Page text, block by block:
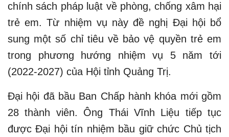
chính sách pháp luật về phòng, chống xâm hại
trẻ em. Từ nhiệm vụ này đề nghị Đại hội bổ
sung một số chỉ tiêu về bảo vệ quyền trẻ em
trong phương hướng nhiệm vụ 5 năm tới
(2022-2027) của Hội tỉnh Quảng Trị.
Đại hội đã bầu Ban Chấp hành khóa mới gồm
28 thành viên. Ông Thái Vĩnh Liệu tiếp tục
được Đại hội tín nhiệm bầu giữ chức Chủ tịch